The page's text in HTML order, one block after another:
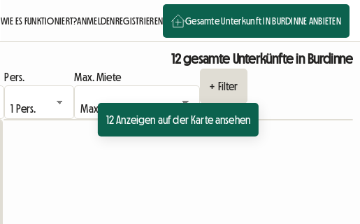
WIE ES FUNKTIONIERT?ANMELDENREGISTRIEREN Gesamte Unterkunft IN BURDINNE ANBIETEN
12 gesamte Unterkünfte in Burdinne
Pers.
Max. Miete
+ Filter
12 Anzeigen auf der Karte ansehen